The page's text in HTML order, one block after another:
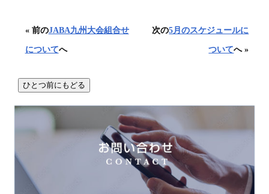
« 前のJABA九州大会組合せ
についてへ
次の5月のスケジュールに
ついてへ »